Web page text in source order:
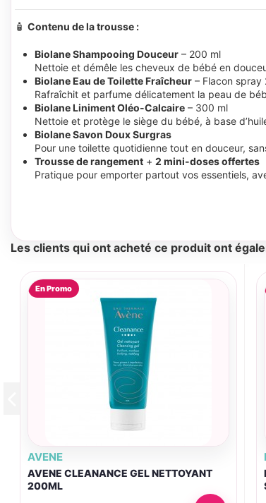
🧴 Contenu de la trousse :
Biolane Shampooing Douceur – 200 ml
Nettoie et démêle les cheveux de bébé en
Biolane Eau de Toilette Fraîcheur – Flacon spray
Rafraîchit et parfume délicatement la peau de
Biolane Liniment Oléo-Calcaire – 300 ml
Nettoie et protège le siège du bébé, à base
Biolane Savon Doux Surgras
Pour une toilette quotidienne tout en douceur,
Trousse de rangement + 2 mini-doses offertes
Pratique pour emporter partout vos essentiels,
Les clients qui ont acheté ce produit ont
En Promo
AVENE
AVENE CLEANANCE GEL NETTOYANT
200ML